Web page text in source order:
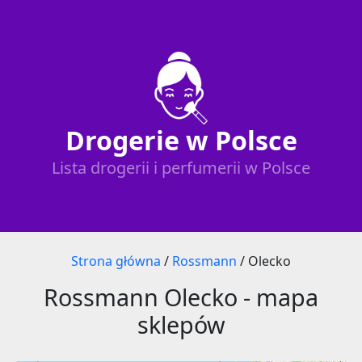
Drogerie w Polsce
Lista drogerii i perfumerii w Polsce
Strona główna / Rossmann / Olecko
Rossmann Olecko - mapa
sklepów